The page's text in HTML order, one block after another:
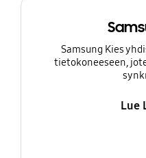
Samsung Kies
tietokoneeseen,
Lue